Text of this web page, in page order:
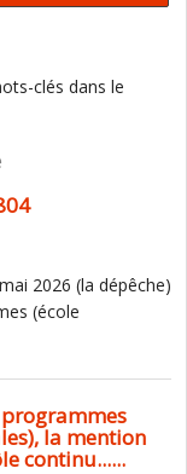
clés dans le
2026 (la dépêche)
(école
programmes
la mention
continu......